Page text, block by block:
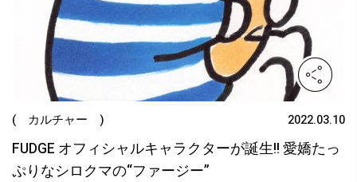
( カルチャー ) 2022.03.10
FUDGE オフィシャルキャラクターが誕生!! 愛嬌たっ
ぷりなシロクマの“ファージー”